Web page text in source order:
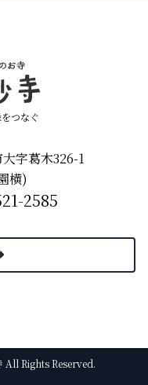
つなぐ
字葛木326-1
横)
2585
All Rights Reserved.